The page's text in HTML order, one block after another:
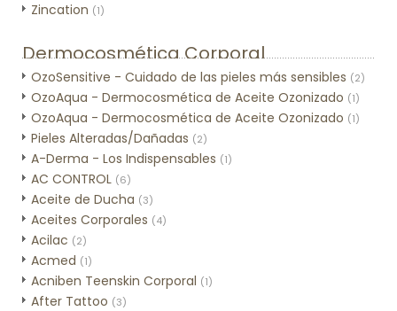
Zincation (1)
Dermocosmética Corporal
OzoSensitive - Cuidado de las pieles más sensibles (2)
OzoAqua - Dermocosmética de Aceite Ozonizado (1)
OzoAqua - Dermocosmética de Aceite Ozonizado (1)
Pieles Alteradas/Dañadas (2)
A-Derma - Los Indispensables (1)
AC CONTROL (6)
Aceite de Ducha (3)
Aceites Corporales (4)
Acilac (2)
Acmed (1)
Acniben Teenskin Corporal (1)
After Tattoo (3)